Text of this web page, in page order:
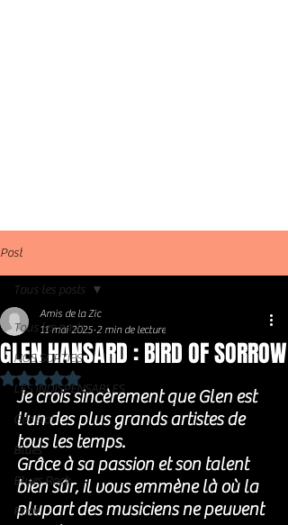
Post
Tous les posts
NOS SORTIES
LES INDISPENSABLES
Général
Blues
Blues Rock
Rock
Tous les posts
GLEN HANSARD : BIRD OF SORROW
Amis de la Zic
11 mai 2025 2 min de lecture
Noté NaN étoiles sur 5.
Je crois sincèrement que Glen est
l'un des plus grands artistes de
tous les temps.
Grâce à sa passion et son talent
bien sûr, il vous emmène là où la
plupart des musiciens ne peuvent